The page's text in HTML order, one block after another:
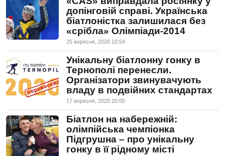
допінговій справі. Українська
біатлоністка залишилася без
«срібла» Олімпіади-2014
25 вересня, 2020 10:54
Унікальну біатлонну гонку в
Тернополі перенесли.
Організатори звинувачують
владу в подвійних стандартах
17 вересня, 2020 20:00
Біатлон на набережній:
олімпійська чемпіонка
Підгрушна – про унікальну
гонку в її рідному місті